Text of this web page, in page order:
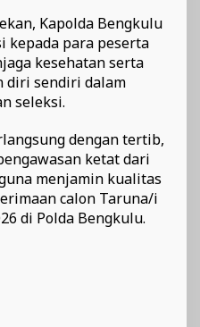
Kapolda Bengkulu
kepada para peserta
kesehatan serta
diri sendiri dalam
seleksi.
dengan tertib,
ketat dari
menjamin kualitas
calon Taruna/i
di Polda Bengkulu.